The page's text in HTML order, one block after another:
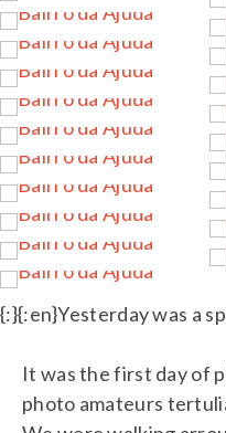
…
…
…
…
…
…
…
…
…
…
…
{:}{:en}Yesterday was a
It was the first day of
photo amateurs